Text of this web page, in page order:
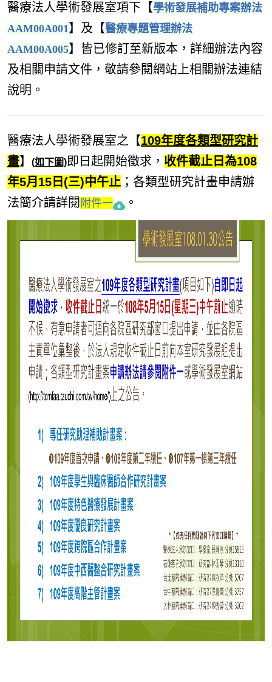
醫療法人學術發展室項下 【學術發展補助專案辦法
AAM00A001】及【醫療專題管理辦法
AAM00A005】 皆已修訂至新版本，詳細辦法內容
及相關申請文件，敬請參閱網站上相關辦法連結
說明。
醫療法人學術發展室之【109年度各類型研究計
畫】 (如下圖)即日起開始徵求， 收件截止日為108
年5月15日(三)中午止 ；各類型研究計畫申請辦
法簡介請詳閱 附件一 。